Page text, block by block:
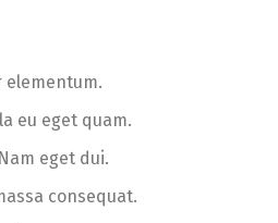
eu eget quam.
eget dui.
consequat.